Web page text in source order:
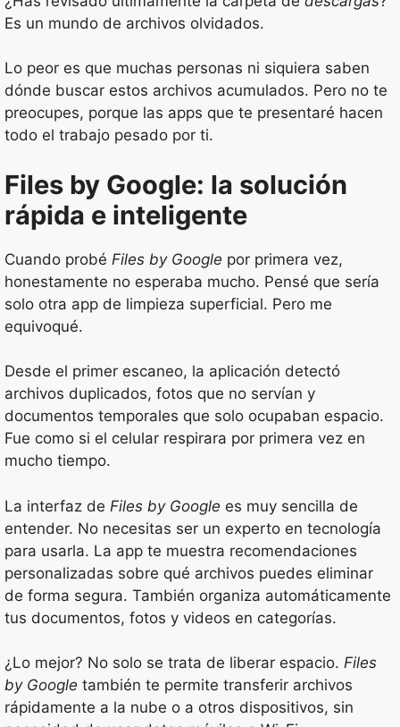
Es un mundo de archivos olvidados.
Lo peor es que muchas personas ni siquiera saben
dónde buscar estos archivos acumulados. Pero no te
preocupes, porque las apps que te presentaré hacen
todo el trabajo pesado por ti.
Files by Google: la solución
rápida e inteligente
Cuando probé Files by Google por primera vez,
honestamente no esperaba mucho. Pensé que sería
solo otra app de limpieza superficial. Pero me
equivoqué.
Desde el primer escaneo, la aplicación detectó
archivos duplicados, fotos que no servían y
documentos temporales que solo ocupaban espacio.
Fue como si el celular respirara por primera vez en
mucho tiempo.
La interfaz de Files by Google es muy sencilla de
entender. No necesitas ser un experto en tecnología
para usarla. La app te muestra recomendaciones
personalizadas sobre qué archivos puedes eliminar
de forma segura. También organiza automáticamente
tus documentos, fotos y videos en categorías.
¿Lo mejor? No solo se trata de liberar espacio. Files
by Google también te permite transferir archivos
rápidamente a la nube o a otros dispositivos, sin